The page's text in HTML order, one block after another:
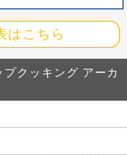
はこちら
クッキング アーカ